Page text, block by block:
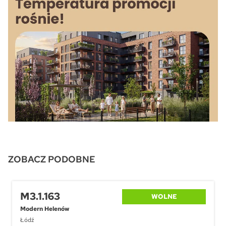
ZOBACZ PODOBNE
M3.1.163
Modern Helenów
Łódź
WOLNE